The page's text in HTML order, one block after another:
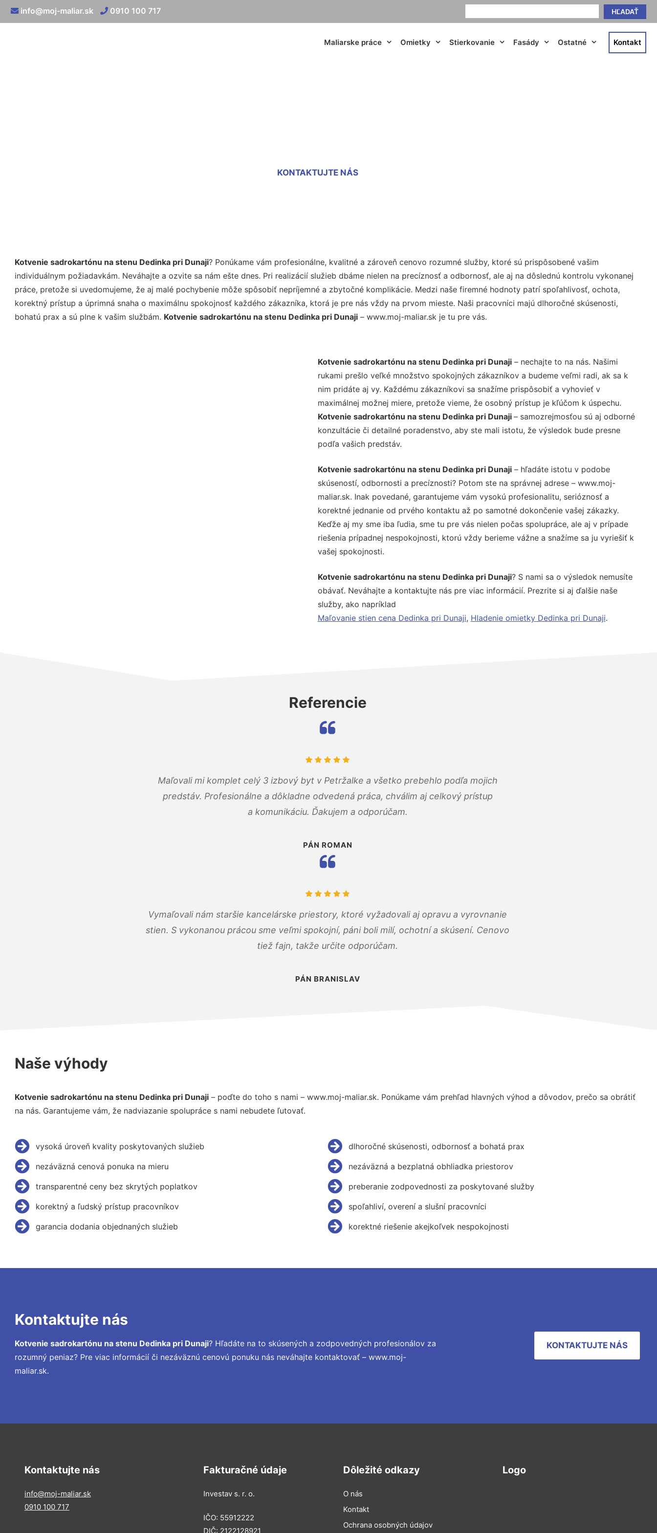
HĽADAŤ
info@moj-maliar.sk 0910 100 717
Maliarske práce Omietky Stierkovanie Fasády Ostatné Kontakt
KONTAKTUJTE NÁS
Kotvenie sadrokartónu na stenu Dedinka pri Dunaji? Ponúkame vám profesionálne, kvalitné a zároveň cenovo rozumné služby, ktoré sú prispôsobené vašim
individuálnym požiadavkám. Neváhajte a ozvite sa nám ešte dnes. Pri realizácií služieb dbáme nielen na precíznosť a odbornosť, ale aj na dôslednú kontrolu vykonanej
práce, pretože si uvedomujeme, že aj malé pochybenie môže spôsobiť nepríjemné a zbytočné komplikácie. Medzi naše firemné hodnoty patrí spoľahlivosť, ochota,
korektný prístup a úprimná snaha o maximálnu spokojnosť každého zákazníka, ktorá je pre nás vždy na prvom mieste. Naši pracovníci majú dlhoročné skúsenosti,
bohatú prax a sú plne k vašim službám. Kotvenie sadrokartónu na stenu Dedinka pri Dunaji – www.moj-maliar.sk je tu pre vás.
Kotvenie sadrokartónu na stenu Dedinka pri Dunaji– nechajte to na nás. Našimi
rukami prešlo veľké množstvo spokojných zákazníkov a budeme veľmi radi, ak sa k
nim pridáte aj vy. Každému zákazníkovi sa snažíme prispôsobiť a vyhovieť v
maximálnej možnej miere, pretože vieme, že osobný prístup je kľúčom k úspechu.
Kotvenie sadrokartónu na stenu Dedinka pri Dunaji – samozrejmosťou sú aj odborné
konzultácie či detailné poradenstvo, aby ste mali istotu, že výsledok bude presne
podľa vašich predstáv.
Kotvenie sadrokartónu na stenu Dedinka pri Dunaji– hľadáte istotu v podobe
skúseností, odbornosti a precíznosti? Potom ste na správnej adrese – www.moj-
maliar.sk. Inak povedané, garantujeme vám vysokú profesionalitu, serióznosť a
korektné jednanie od prvého kontaktu až po samotné dokončenie vašej zákazky.
Keďže aj my sme iba ľudia, sme tu pre vás nielen počas spolupráce, ale aj v prípade
riešenia prípadnej nespokojnosti, ktorú vždy berieme vážne a snažíme sa ju vyriešiť k
vašej spokojnosti.
Kotvenie sadrokartónu na stenu Dedinka pri Dunaji? S nami sa o výsledok nemusíte
obávať. Neváhajte a kontaktujte nás pre viac informácií. Prezrite si aj ďalšie naše
služby, ako napríklad
Maľovanie stien cena Dedinka pri Dunaji, Hladenie omietky Dedinka pri Dunaji.
Referencie
Maľovali mi komplet celý 3 izbový byt v Petržalke a všetko prebehlo podľa mojich
predstáv. Profesionálne a dôkladne odvedená práca, chválim aj celkový prístup
a komunikáciu. Ďakujem a odporúčam.
PÁN ROMAN
Vymaľovali nám staršie kancelárske priestory, ktoré vyžadovali aj opravu a vyrovnanie
stien. S vykonanou prácou sme veľmi spokojní, páni boli milí, ochotní a skúsení. Cenovo
tiež fajn, takže určite odporúčam.
PÁN BRANISLAV
Naše výhody
Kotvenie sadrokartónu na stenu Dedinka pri Dunaji – poďte do toho s nami – www.moj-maliar.sk. Ponúkame vám prehľad hlavných výhod a dôvodov, prečo sa obrátiť
na nás. Garantujeme vám, že nadviazanie spolupráce s nami nebudete ľutovať.
vysoká úroveň kvality poskytovaných služieb
nezáväzná cenová ponuka na mieru
transparentné ceny bez skrytých poplatkov
korektný a ľudský prístup pracovníkov
garancia dodania objednaných služieb
dlhoročné skúsenosti, odbornosť a bohatá prax
nezáväzná a bezplatná obhliadka priestorov
preberanie zodpovednosti za poskytované služby
spoľahliví, overení a slušní pracovníci
korektné riešenie akejkoľvek nespokojnosti
Kontaktujte nás
Kotvenie sadrokartónu na stenu Dedinka pri Dunaji? Hľadáte na to skúsených a zodpovedných profesionálov za
rozumný peniaz? Pre viac informácií či nezáväznú cenovú ponuku nás neváhajte kontaktovať – www.moj-
maliar.sk.
KONTAKTUJTE NÁS
Kontaktujte nás
info@moj-maliar.sk
0910 100 717
Fakturačné údaje
Investav s. r. o.
IČO: 55912222
DIČ: 2122128921
Dôležité odkazy
O nás
Kontakt
Ochrana osobných údajov
Logo